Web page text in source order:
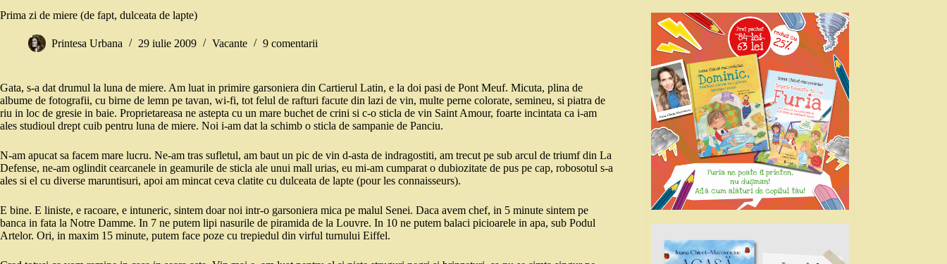
Prima zi de miere (de fapt, dulceata de lapte)
Printesa Urbana 29 iulie 2009 Vacante 9 comentarii
Gata, s-a dat drumul la luna de miere. Am luat in primire garsoniera din Cartierul Latin, e la doi pasi de Pont Meuf. Micuta, plina de
albume de fotografii, cu birne de lemn pe tavan, wi-fi, tot felul de rafturi facute din lazi de vin, multe perne colorate, semineu, si piatra de
riu in loc de gresie in baie. Proprietareasa ne astepta cu un mare buchet de crini si c-o sticla de vin Saint Amour, foarte incintata ca i-am
ales studioul drept cuib pentru luna de miere. Noi i-am dat la schimb o sticla de sampanie de Panciu.
N-am apucat sa facem mare lucru. Ne-am tras sufletul, am baut un pic de vin d-asta de indragostiti, am trecut pe sub arcul de triumf din La
Defense, ne-am oglindit cearcanele in geamurile de sticla ale unui mall urias, eu mi-am cumparat o dubiozitate de pus pe cap, robosotul s-a
ales si el cu diverse maruntisuri, apoi am mincat ceva clatite cu dulceata de lapte (pour les connaisseurs).
E bine. E liniste, e racoare, e intuneric, sintem doar noi intr-o garsoniera mica pe malul Senei. Daca avem chef, in 5 minute sintem pe
banca in fata la Notre Damme. In 7 ne putem lipi nasurile de piramida de la Louvre. In 10 ne putem balaci picioarele in apa, sub Podul
Artelor. Ori, in maxim 15 minute, putem face poze cu trepiedul din virful turnului Eiffel.